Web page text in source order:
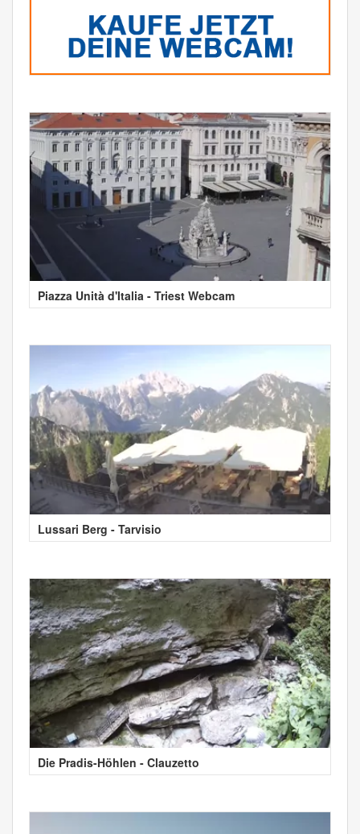
Piazza Unità d'Italia - Triest Webcam
Lussari Berg - Tarvisio
Die Pradis-Höhlen - Clauzetto